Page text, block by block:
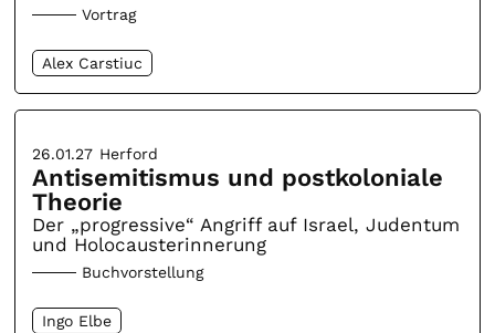
Vortrag
Alex Carstiuc
26.01.27 Herford
Antisemitismus und postkoloniale
Theorie
Der „progressive“ Angriff auf Israel, Judentum
und Holocausterinnerung
Buchvorstellung
Ingo Elbe